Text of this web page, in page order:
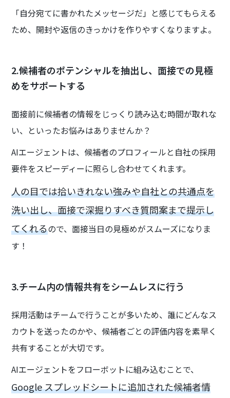
「自分宛てに書かれたメッセージだ」と感じてもらえる
ため、開封や返信のきっかけを作りやすくなりますよ。
2.候補者のポテンシャルを抽出し、面接での見極
めをサポートする
面接前に候補者の情報をじっくり読み込む時間が取れな
い、といったお悩みはありませんか？
AIエージェントは、候補者のプロフィールと自社の採用
要件をスピーディーに照らし合わせてくれます。
人の目では拾いきれない強みや自社との共通点を
洗い出し、面接で深掘りすべき質問案まで提示し
てくれるので、面接当日の見極めがスムーズになりま
す！
3.チーム内の情報共有をシームレスに行う
採用活動はチームで行うことが多いため、誰にどんなス
カウトを送ったのかや、候補者ごとの評価内容を素早く
共有することが大切です。
AIエージェントをフローボットに組み込むことで、
Google スプレッドシートに追加された候補者情